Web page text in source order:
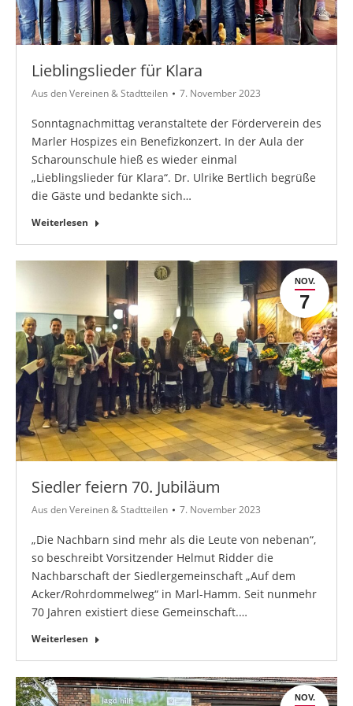
Lieblingslieder für Klara
Aus den Vereinen & Stadtteilen 7. November 2023
Sonntagnachmittag veranstaltete der Förderverein des
Marler Hospizes ein Benefizkonzert. In der Aula der
Scharounschule hieß es wieder einmal
„Lieblingslieder für Klara“. Dr. Ulrike Bertlich begrüße
die Gäste und bedankte sich…
Weiterlesen
NOV.
7
Siedler feiern 70. Jubiläum
Aus den Vereinen & Stadtteilen 7. November 2023
„Die Nachbarn sind mehr als die Leute von nebenan“,
so beschreibt Vorsitzender Helmut Ridder die
Nachbarschaft der Siedlergemeinschaft „Auf dem
Acker/Rohrdommelweg“ in Marl-Hamm. Seit nunmehr
70 Jahren existiert diese Gemeinschaft.…
Weiterlesen
NOV.